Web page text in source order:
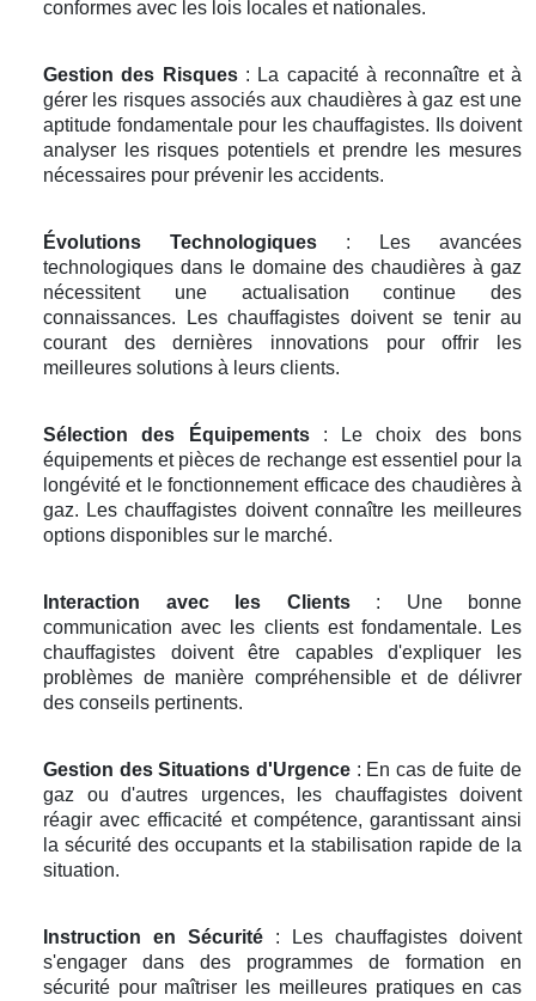
conformes avec les lois locales et nationales.
Gestion des Risques: La capacité à reconnaître et à
gérer les risques associés aux chaudières à gaz est une
aptitude fondamentale pour les chauffagistes. Ils doivent
analyser les risques potentiels et prendre les mesures
nécessaires pour prévenir les accidents.
Évolutions Technologiques : Les avancées
technologiques dans le domaine des chaudières à gaz
nécessitent une actualisation continue des
connaissances. Les chauffagistes doivent se tenir au
courant des dernières innovations pour offrir les
meilleures solutions à leurs clients.
Sélection des Équipements: Le choix des bons
équipements et pièces de rechange est essentiel pour la
longévité et le fonctionnement efficace des chaudières à
gaz. Les chauffagistes doivent connaître les meilleures
options disponibles sur le marché.
Interaction avec les Clients: Une bonne
communication avec les clients est fondamentale. Les
chauffagistes doivent être capables d'expliquer les
problèmes de manière compréhensible et de délivrer
des conseils pertinents.
Gestion des Situations d'Urgence : En cas de fuite de
gaz ou d'autres urgences, les chauffagistes doivent
réagir avec efficacité et compétence, garantissant ainsi
la sécurité des occupants et la stabilisation rapide de la
situation.
Instruction en Sécurité : Les chauffagistes doivent
s'engager dans des programmes de formation en
sécurité pour maîtriser les meilleures pratiques en cas